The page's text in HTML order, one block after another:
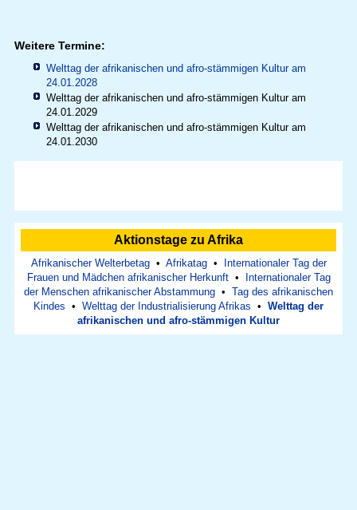
Weitere Termine:
Welttag der afrikanischen und afro-stämmigen Kultur am
24.01.2028
Welttag der afrikanischen und afro-stämmigen Kultur am
24.01.2029
Welttag der afrikanischen und afro-stämmigen Kultur am
24.01.2030
Aktionstage zu Afrika
Afrikanischer Welterbetag• Afrikatag• Internationaler Tag der
Frauen und Mädchen afrikanischer Herkunft• Internationaler Tag
der Menschen afrikanischer Abstammung • Tag des afrikanischen
Kindes • Welttag der Industrialisierung Afrikas • Welttag der
afrikanischen und afro-stämmigen Kultur